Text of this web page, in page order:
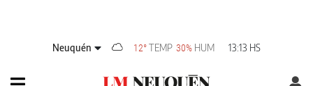
Neuquén 12°TEMP 30% HUM 13:13 HS